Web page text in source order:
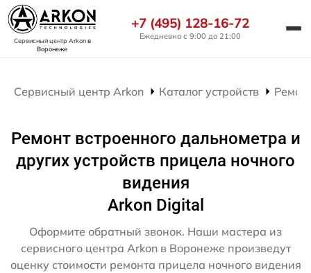
Сервисный центр Arkonв
Воронеже
+7 (495) 128-16-72
Ежедневно с 9:00 до 21:00
Сервисный центр Arkon Каталог устройств
Ремонт встроенного дальнометра и
других устройств прицела ночного
видения
Arkon Digital
Оформите обратный звонок. Наши мастера из
сервисного центра Arkon в Воронеже произведут
оценку стоимости ремонта прицела ночного видения